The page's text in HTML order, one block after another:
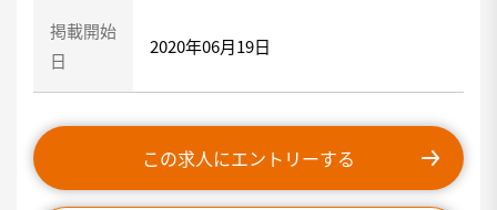
掲載開始
日
2020年06月19日
この求人にエントリーする